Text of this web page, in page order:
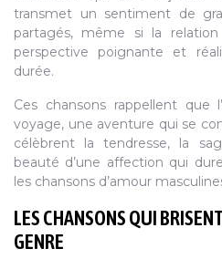
transmet un sentiment de
partagés, même si la
perspective poignante et
durée.
Ces chansons rappellent que
voyage, une aventure qui se
célèbrent la tendresse, la
beauté d’une affection qui
les chansons d’amour
LES CHANSONS QUI
GENRE